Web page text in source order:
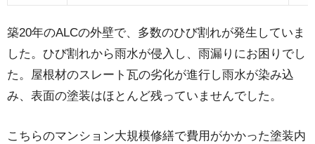
築20年のALCの外壁で、多数のひび割れが発生していま
した。ひび割れから雨水が侵入し、雨漏りにお困りでし
た。屋根材のスレート瓦の劣化が進行し雨水が染み込
み、表面の塗装はほとんど残っていませんでした。
こちらのマンション大規模修繕で費用がかかった塗装内